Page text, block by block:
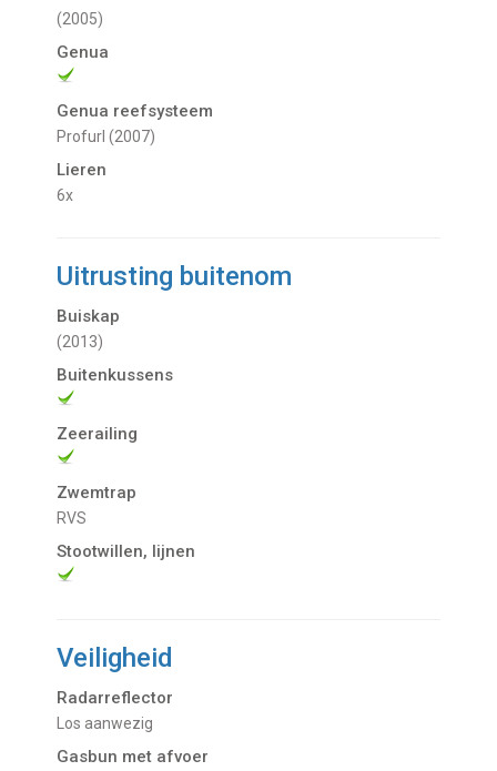
(2005)
Genua
Genua reefsysteem
Profurl (2007)
Lieren
6x
Uitrusting buitenom
Buiskap
(2013)
Buitenkussens
Zeerailing
Zwemtrap
RVS
Stootwillen, lijnen
Veiligheid
Radarreflector
Los aanwezig
Gasbun met afvoer